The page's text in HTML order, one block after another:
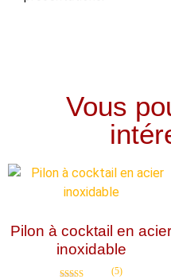
Vous
Pilon à cocktail en acier
inoxidable
(5)